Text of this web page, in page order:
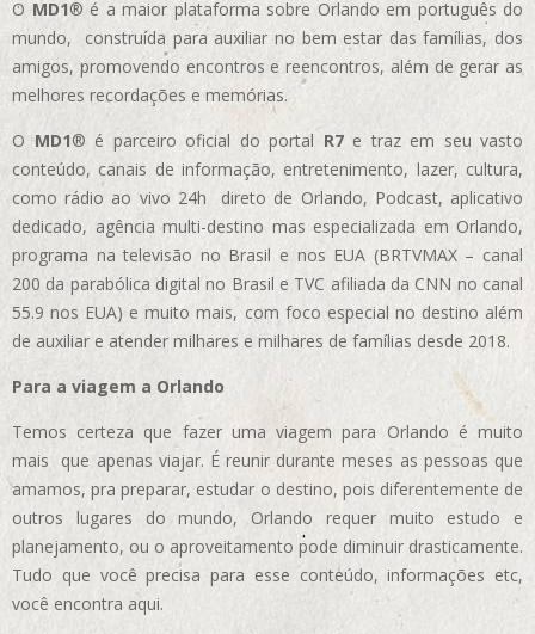
O MD1® é a maior plataforma sobre Orlando em português do
mundo, construída para auxiliar no bem estar das famílias, dos
amigos, promovendo encontros e reencontros, além de gerar as
melhores recordações e memórias.
OMD1® é parceiro oficial do portal R7e traz em seu vasto
conteúdo, canais de informação, entretenimento, lazer, cultura,
como rádio ao vivo 24h direto de Orlando, Podcast, aplicativo
dedicado, agência multi-destino mas especializada em Orlando,
programa na televisão no Brasil e nos EUA (BRTVMAX – canal
200 da parabólica digital no Brasil e TVC afiliada da CNN no canal
55.9 nos EUA) e muito mais, com foco especial no destino além
de auxiliar e atender milhares e milhares de famílias desde 2018.
Para a viagem a Orlando
Temos certeza que fazer uma viagem para Orlando é muito
mais que apenas viajar. É reunir durante meses as pessoas que
amamos, pra preparar, estudar o destino, pois diferentemente de
outros lugares do mundo, Orlando requer muito estudo e
planejamento, ou o aproveitamento pode diminuir drasticamente.
Tudo que você precisa para esse conteúdo, informações etc,
você encontra aqui.